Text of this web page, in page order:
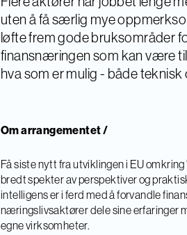
uten å få særlig mye
løfte frem gode bruksområder
finansnæringen som kan være
hva som er mulig - både teknisk
Om arrangementet /
Få siste nytt fra utviklingen i EU
bredt spekter av perspektiver og
intelligens er i ferd med å forvandle
næringslivsaktører dele sine erfaringer
egne virksomheter.